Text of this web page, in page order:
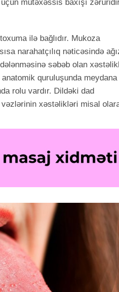
mütəxəssis baxışı
ilə bağlıdır. Mukoza
narahatçılıq nəticəsində
səbəb olan
quruluşunda meydana
rolu vardır. Dildəki dad
vəzlərinin xəstəlikləri misal